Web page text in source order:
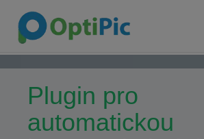
Plugin pro
automatickou